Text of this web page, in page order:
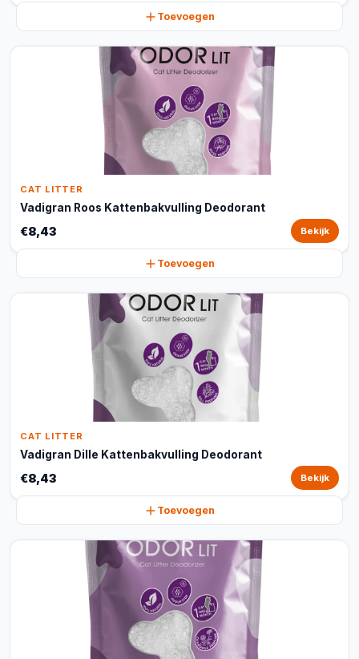
Toevoegen
CAT LITTER
Vadigran Roos Kattenbakvulling Deodorant
€8,43 Bekijk
Toevoegen
CAT LITTER
Vadigran Dille Kattenbakvulling Deodorant
€8,43 Bekijk
Toevoegen